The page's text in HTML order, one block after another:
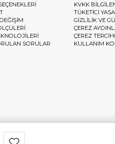
SORULAR
KVKK
TÜKETİCİ
GİZLİLİK VE
ÇEREZ
ÇEREZ
KULLANIM